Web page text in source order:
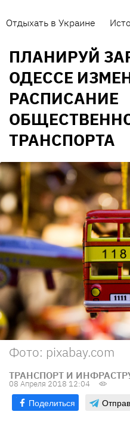
Отдыхать в Украине
ПЛАНИРУЙ
ОДЕССЕ
РАСПИСАНИЕ
ТРАНСПОРТА
Фото: pixabay.com
ТРАНСПОРТ И
08 Апреля 2018 12:04
Поделиться